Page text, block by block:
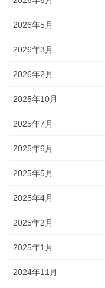
2026年5月
2026年3月
2026年2月
2025年10月
2025年7月
2025年6月
2025年5月
2025年4月
2025年2月
2025年1月
2024年11月